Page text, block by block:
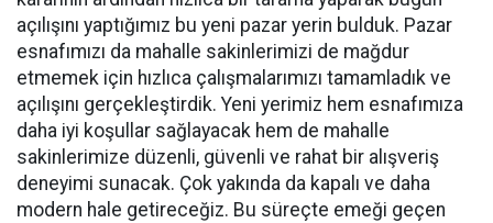
açılışını yaptığımız bu yeni pazar yerin bulduk. Pazar
esnafımızı da mahalle sakinlerimizi de mağdur
etmemek için hızlıca çalışmalarımızı tamamladık ve
açılışını gerçekleştirdik. Yeni yerimiz hem esnafımıza
daha iyi koşullar sağlayacak hem de mahalle
sakinlerimize düzenli, güvenli ve rahat bir alışveriş
deneyimi sunacak. Çok yakında da kapalı ve daha
modern hale getireceğiz. Bu süreçte emeği geçen